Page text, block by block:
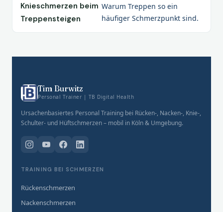
Knieschmerzen beim
Treppensteigen
Warum Treppen so ein
häufiger Schmerzpunkt sind.
Tim Burwitz
Personal Trainer | TB Digital Health
Ursachenbasiertes Personal Training bei Rücken-, Nacken-, Knie-,
Schulter- und Hüftschmerzen – mobil in Köln & Umgebung.
TRAINING BEI SCHMERZEN
Rückenschmerzen
Nackenschmerzen